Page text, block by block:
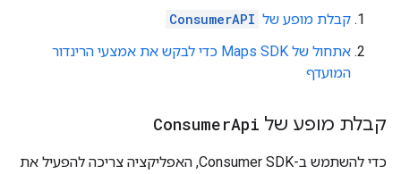
קבלת מופע של ConsumerAPI
אתחול של Maps SDK כדי לבקש את אמצעי הרינדור
המועדף
קבלת מופע של ConsumerApi
כדי להשתמש ב-Consumer SDK, האפליקציה צריכה להפעיל את